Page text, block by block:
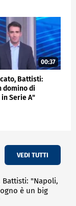
00:37
Battisti:
domino di
Serie A"
VEDI TUTTI
Battisti: "Napoli,
è un big